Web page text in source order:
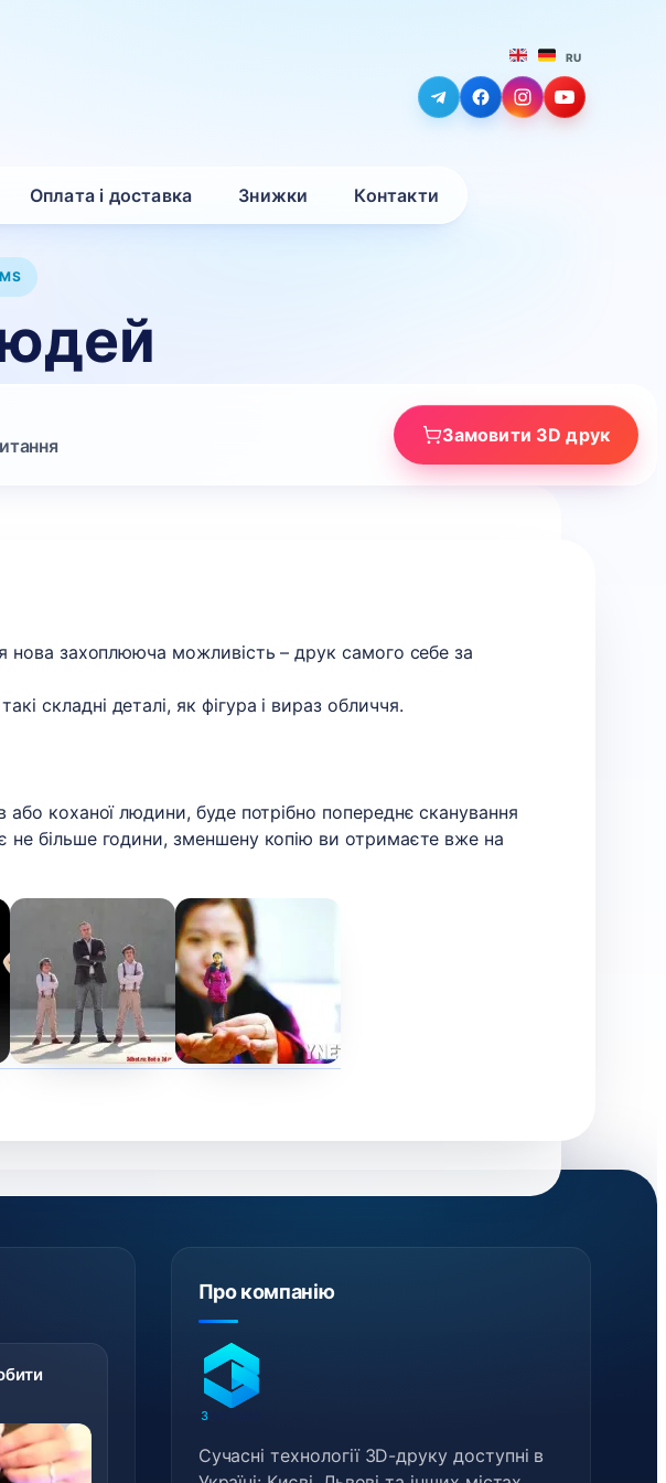
Оплата і доставка Знижки Контакти
RU
Замовити 3D друк
нова захоплююча можливість – друк самого себе за
складні деталі, як фігура і вираз обличчя.
коханої людини, буде потрібно попереднє сканування
більше години, зменшену копію ви отримаєте вже на
Про компанію
3
Сучасні технології 3D-друку доступні в